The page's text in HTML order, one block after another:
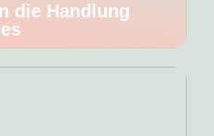
die Handlung